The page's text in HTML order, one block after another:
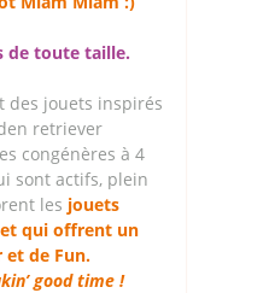
de toute taille.
des jouets inspirés
retriever
congénères à 4
sont actifs, plein
les jouets
qui offrent un
de Fun.
good time !